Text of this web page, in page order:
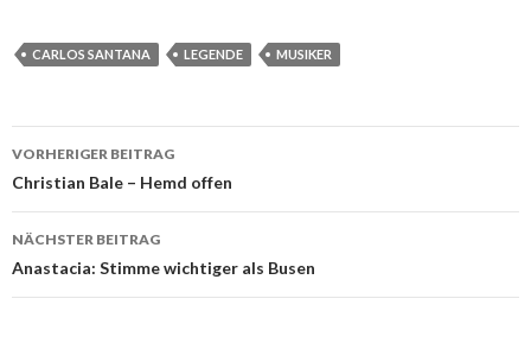
CARLOS SANTANA LEGENDE MUSIKER
Beitragsnavigation
VORHERIGER BEITRAG
Christian Bale – Hemd offen
NÄCHSTER BEITRAG
Anastacia: Stimme wichtiger als Busen